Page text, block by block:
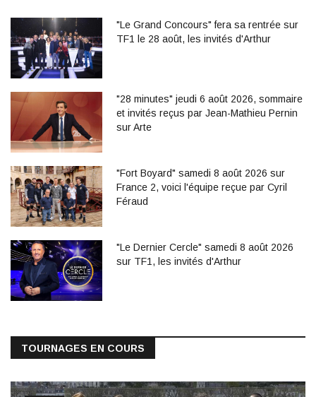
"Le Grand Concours" fera sa rentrée sur
TF1 le 28 août, les invités d'Arthur
"28 minutes" jeudi 6 août 2026, sommaire
et invités reçus par Jean-Mathieu Pernin
sur Arte
"Fort Boyard" samedi 8 août 2026 sur
France 2, voici l'équipe reçue par Cyril
Féraud
"Le Dernier Cercle" samedi 8 août 2026
sur TF1, les invités d'Arthur
TOURNAGES EN COURS